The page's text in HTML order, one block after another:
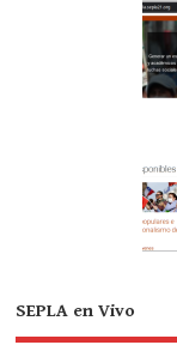
SEPLA en Vivo